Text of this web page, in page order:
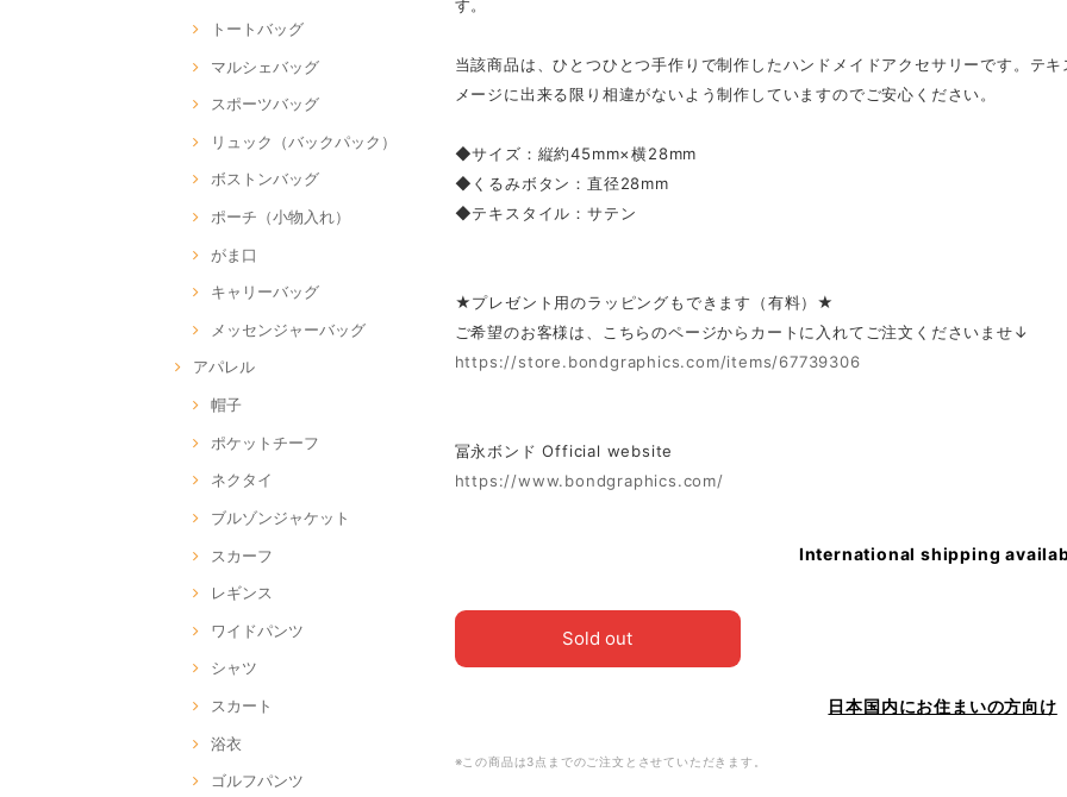
トートバッグ
マルシェバッグ
スポーツバッグ
リュック（バックパック）
ボストンバッグ
ポーチ（小物入れ）
がま口
キャリーバッグ
メッセンジャーバッグ
アパレル
帽子
ポケットチーフ
ネクタイ
ブルゾンジャケット
スカーフ
レギンス
ワイドパンツ
シャツ
スカート
浴衣
ゴルフパンツ
す。
当該商品は、ひとつひとつ手作りで制作したハンドメイドアクセサリーです。テ
メージに出来る限り相違がないよう制作していますのでご安心ください。
◆サイズ：縦約45mm×横28mm
◆くるみボタン：直径28mm
◆テキスタイル：サテン
★プレゼント用のラッピングもできます（有料）★
ご希望のお客様は、こちらのページからカートに入れてご注文くださいませ↓
https://store.bondgraphics.com/items/67739306
冨永ボンド Official website
https://www.bondgraphics.com/
International shipping
Sold out
日本国内にお住まいの方向け
※この商品は3点までのご注文とさせていただきます。